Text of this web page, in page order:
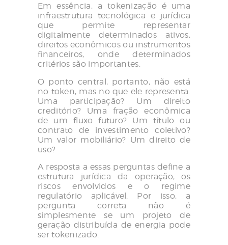
Em essência, a tokenização é uma
infraestrutura tecnológica e jurídica
que permite representar
digitalmente determinados ativos,
direitos econômicos ou instrumentos
financeiros, onde determinados
critérios são importantes.
O ponto central, portanto, não está
no token, mas no que ele representa.
Uma participação? Um direito
creditório? Uma fração econômica
de um fluxo futuro? Um título ou
contrato de investimento coletivo?
Um valor mobiliário? Um direito de
uso?
A resposta a essas perguntas define a
estrutura jurídica da operação, os
riscos envolvidos e o regime
regulatório aplicável. Por isso, a
pergunta correta não é
simplesmente se um projeto de
geração distribuída de energia pode
ser tokenizado.